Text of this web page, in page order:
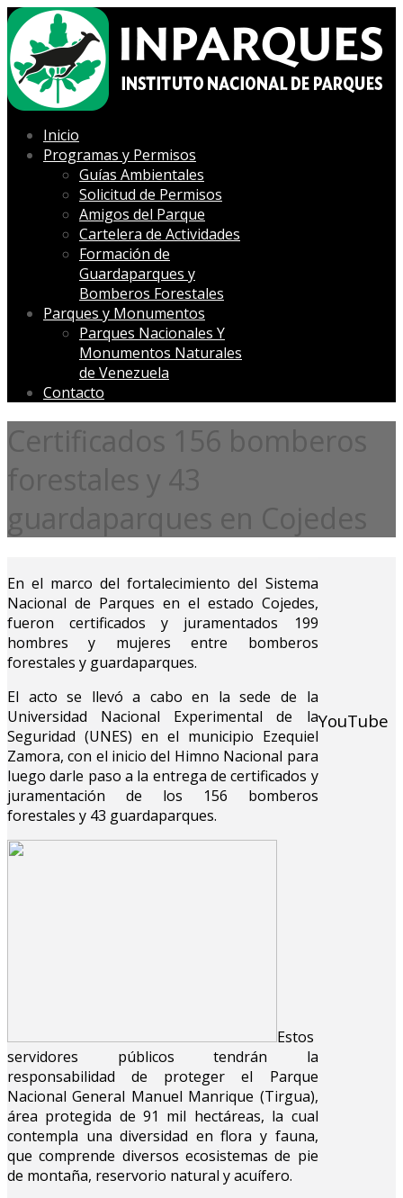
Inicio
Programas y Permisos
Guías Ambientales
Solicitud de Permisos
Amigos del Parque
Cartelera de Actividades
Formación de
Guardaparques y
Bomberos Forestales
Parques y Monumentos
Parques Nacionales Y
Monumentos Naturales
de Venezuela
Contacto
Certificados 156 bomberos
forestales y 43
guardaparques en Cojedes
En el marco del fortalecimiento del Sistema
Nacional de Parques en el estado Cojedes,
fueron certificados y juramentados 199
hombres y mujeres entre bomberos
forestales y guardaparques.
El acto se llevó a cabo en la sede de la
Universidad Nacional Experimental de la
Seguridad (UNES) en el municipio Ezequiel
Zamora, con el inicio del Himno Nacional para
luego darle paso a la entrega de certificados y
juramentación de los 156 bomberos
forestales y 43 guardaparques.
Estos
servidores públicos tendrán la
responsabilidad de proteger el Parque
Nacional General Manuel Manrique (Tirgua),
área protegida de 91 mil hectáreas, la cual
contempla una diversidad en flora y fauna,
que comprende diversos ecosistemas de pie
de montaña, reservorio natural y acuífero.
YouTube